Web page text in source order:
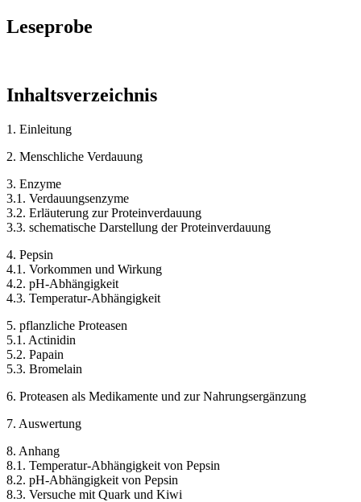
Leseprobe
Inhaltsverzeichnis
1. Einleitung
2. Menschliche Verdauung
3. Enzyme
3.1. Verdauungsenzyme
3.2. Erläuterung zur Proteinverdauung
3.3. schematische Darstellung der Proteinverdauung
4. Pepsin
4.1. Vorkommen und Wirkung
4.2. pH-Abhängigkeit
4.3. Temperatur-Abhängigkeit
5. pflanzliche Proteasen
5.1. Actinidin
5.2. Papain
5.3. Bromelain
6. Proteasen als Medikamente und zur Nahrungsergänzung
7. Auswertung
8. Anhang
8.1. Temperatur-Abhängigkeit von Pepsin
8.2. pH-Abhängigkeit von Pepsin
8.3. Versuche mit Quark und Kiwi